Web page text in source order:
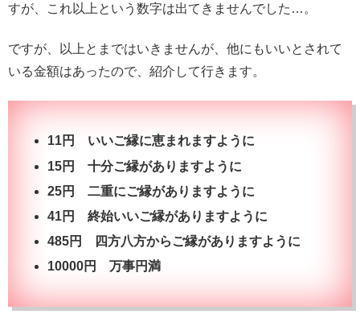
すが、これ以上という数字は出てきませんでした…。
ですが、以上とまではいきませんが、他にもいいとされて
いる金額はあったので、紹介して行きます。
11円 いいご縁に恵まれますように
15円 十分ご縁がありますように
25円 二重にご縁がありますように
41円 終始いいご縁がありますように
485円 四方八方からご縁がありますように
10000円 万事円満